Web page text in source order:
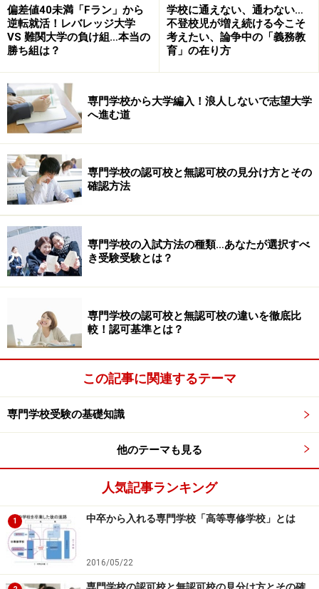
専門学校で無認可校が多い分野、業界とは
認可校であれば、卒業と同時に国家資格を得られる、も
しくは受験資格を得られるなどの特典があります。専門
学校に進学することで目指せる国家資格は工業分野、医
療分野、教育分野に多いので、必然的に無認可校が多い
分野、業界は国家資格に認定されていないエステ、メイ
ク、ネイル、動物、デザイン、アニメ、声優、音楽、ゲ
ーム系となります。また、無認可校は全国の主要都市に
校舎展開しているのも特徴です。
注意したいのは、認可校に負けず劣らずどころか、それ
以上の教育内容を誇る学校もあれば、最低限の基準がな
いためいい加減な運営をしている学校もあります。なお
もしも学校が閉鎖されることになった場合
無認可校の運営母体は株式会社であることがほとんどで
す。民間の株式会社である以上、“倒産”という経営面に
おける最悪な事態も想定されます。 過去にも音楽系のレ
行ったら貼り紙があって夜逃げ同然に閉鎖になっていた
で、納めた学納金は戻らず、年度の中途であったため他
の学校への編入学もかないませんでした。
では、同じく認可されている専門学校が経営難になった
偏差値40未満「Fラン」から
逆転就活！レバレッジ大学
VS 難関大学の負け組…本当の
勝ち組は？
学校に通えない、通わない…
不登校児が増え続ける今こそ
考えたい、論争中の「義務教
育」の在り方
専門学校から大学編入！浪人しないで志望大学
へ進む道
専門学校の認可校と無認可校の見分け方とその
確認方法
専門学校の入試方法の種類…あなたが選択すべ
き受験受験とは？
専門学校の認可校と無認可校の違いを徹底比
較！認可基準とは？
この記事に関連するテーマ
専門学校受験の基礎知識
他のテーマも見る
人気記事ランキング
1 中卒から入れる専門学校「高等専修学校」とは
2016/05/22